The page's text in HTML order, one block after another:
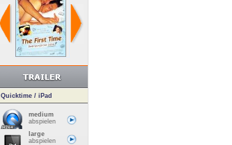
Quicktime / iPad
medium
abspielen
large
abspielen